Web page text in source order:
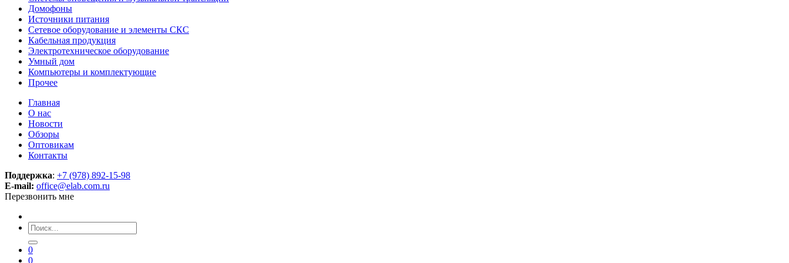
Домофоны
Источники питания
Сетевое оборудование и элементы СКС
Кабельная продукция
Электротехническое оборудование
Умный дом
Компьютеры и комплектующие
Прочее
Главная
О нас
Новости
Обзоры
Оптовикам
Контакты
Поддержка: +7 (978) 892-15-98
E-mail: office@elab.com.ru
Перезвонить мне
0
0